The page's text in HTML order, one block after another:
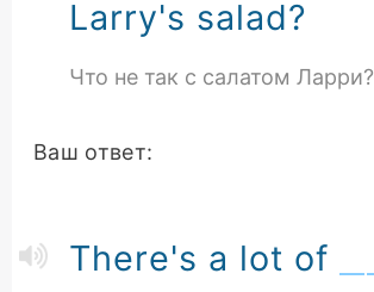
Larry's salad?
Что не так с салатом Ларри?
Ваш ответ:
There's a lot of